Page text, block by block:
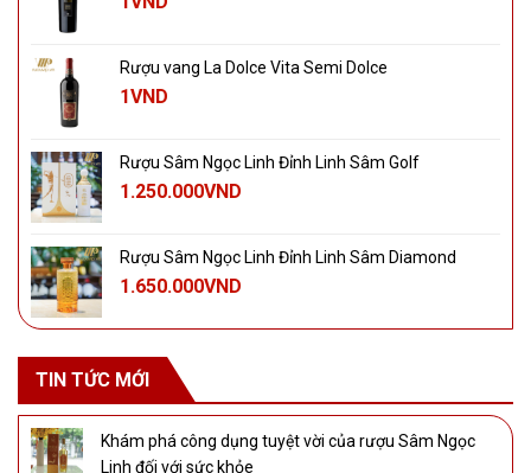
Rượu vang La Dolce Vita Semi Dolce
1VND
Rượu Sâm Ngọc Linh Đỉnh Linh Sâm Golf
1.250.000VND
Rượu Sâm Ngọc Linh Đỉnh Linh Sâm Diamond
1.650.000VND
TIN TỨC MỚI
Khám phá công dụng tuyệt vời của rượu Sâm Ngọc
Linh đối với sức khỏe